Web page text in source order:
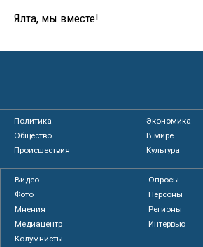
Ялта, мы вместе!
Политика
Экономика
Общество
В мире
Происшествия
Культура
Видео
Опросы
Фото
Персоны
Мнения
Регионы
Медиацентр
Интервью
Колумнисты